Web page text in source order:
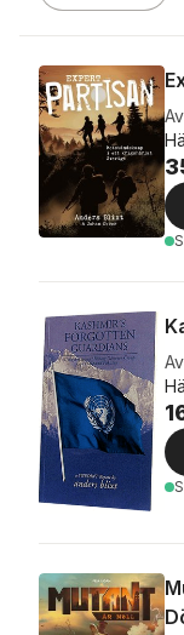
Av
Av